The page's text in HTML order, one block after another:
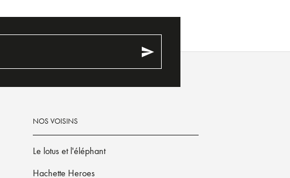
send
NOS VOISINS
Le lotus et l'éléphant
Hachette Heroes